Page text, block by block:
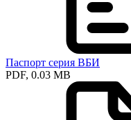
Паспорт серия ВБИ
PDF, 0.03 MB